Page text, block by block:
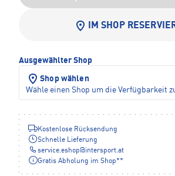
IM SHOP
Ausgewählter Shop
Shop wählen
Wähle einen Shop um die Verfügbarkeit
Kostenlose Rücksendung
Schnelle Lieferung
service.eshop@intersport.at
Gratis Abholung im Shop**